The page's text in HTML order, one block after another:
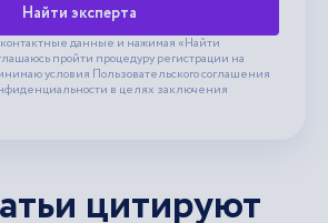
Найти эксперта
соглашение
данные и нажимая «Найти
пройти процедуру регистрации на
условия Пользовательского соглашения
в целях заключения
цитируют